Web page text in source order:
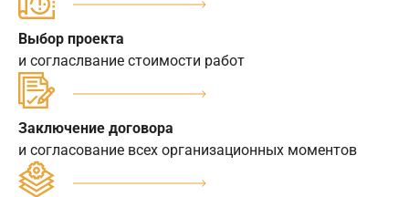
Выбор проекта
и согласлвание стоимости работ
Заключение договора
и согласование всех организационных моментов